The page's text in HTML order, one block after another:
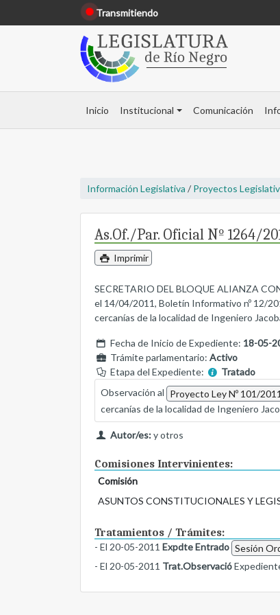
Transmitiendo
Inicio Institucional Comunicación
Información Legislativa / Proyectos
As.Of./Par. Oficial Nº 1264/
Imprimir
SECRETARIO DEL BLOQUE ALIANZA
el 14/04/2011, Boletín Informativo nº 12/
cercanías de la localidad de Ingeniero
Fecha de Inicio de Expediente: 18-05-
Trámite parlamentario: Activo
Etapa del Expediente:
Tratado
Observación al Proyecto Ley Nº 101/
cercanías de la localidad de Ingeniero
Autor/es:y otros
Comisiones Intervinientes:
Comisión
ASUNTOS CONSTITUCIONALES Y
Tratamientos / Trámites:
- El 20-05-2011 Expdte Entrado Sesión
- El 20-05-2011 Trat.Observació